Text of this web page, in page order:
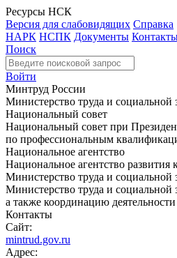
Ресурсы НСК
Версия для слабовидящих Справка
НАРК НСПК Документы
Поиск
Войти
Минтруд России
Министерство труда и
Национальный совет
Национальный совет при
по профессиональным
Национальное агентство
Национальное агентство развития
Министерство труда и
Министерство труда и
а также координацию
Контакты
Сайт:
mintrud.gov.ru
Адрес: